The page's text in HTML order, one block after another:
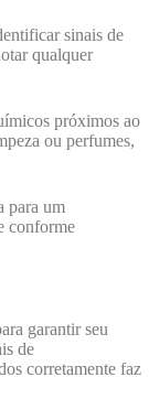
sinais de
qualquer
próximos ao
ou perfumes,
para um
conforme
garantir seu
de
corretamente faz